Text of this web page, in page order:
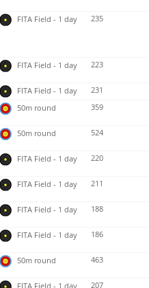
FITA Field - 1 day 235
FITA Field - 1 day 223
FITA Field - 1 day
231
50m round 359
50m round 524
FITA Field - 1 day 220
FITA Field - 1 day 211
FITA Field - 1 day 188
FITA Field - 1 day 186
50m round 463
FITA Field - 1 day 207